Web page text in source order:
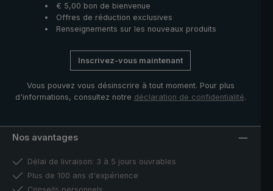
€ 5,00 bon de bienvenue
Offres de réduction exclusives
Renseignements sur les nouveaux produits
Inscrivez-vous maintenant
Vous pouvez vous désinscrire à tout moment. Pour plus
d'informations, consultez notre déclaration de confidentialité.
Nos avantages
Délai de livraison: 3 à 5 jours ouvrables
Plus de 100 ans d'expérience